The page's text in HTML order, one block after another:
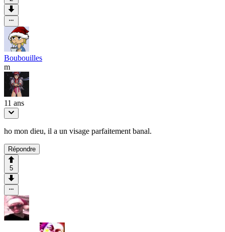
Boubouilles
m
11 ans
ho mon dieu, il a un visage parfaitement banal.
Répondre
5